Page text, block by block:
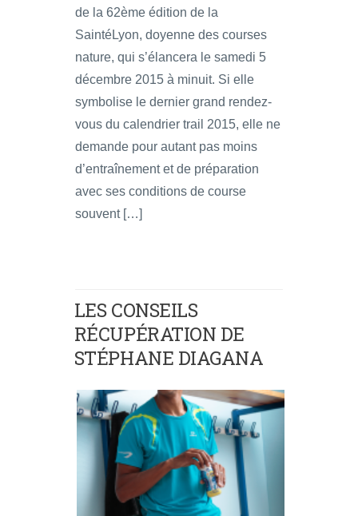
de la 62ème édition de la
SaintéLyon, doyenne des courses
nature, qui s’élancera le samedi 5
décembre 2015 à minuit. Si elle
symbolise le dernier grand rendez-
vous du calendrier trail 2015, elle ne
demande pour autant pas moins
d’entraînement et de préparation
avec ses conditions de course
souvent […]
LES CONSEILS
RÉCUPÉRATION DE
STÉPHANE DIAGANA